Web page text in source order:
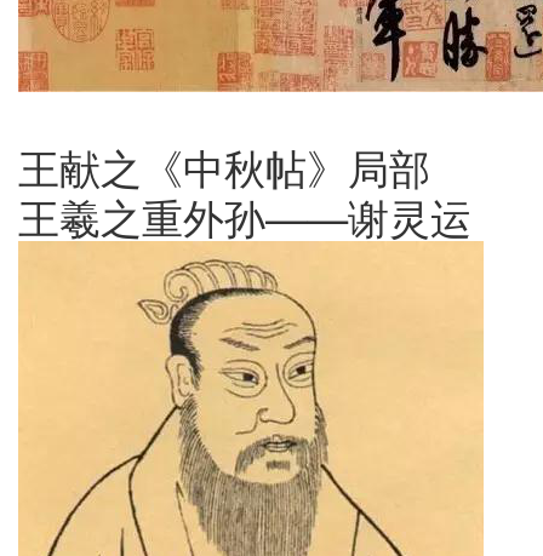
王献之《中秋帖》局部
王羲之重外孙——谢灵运